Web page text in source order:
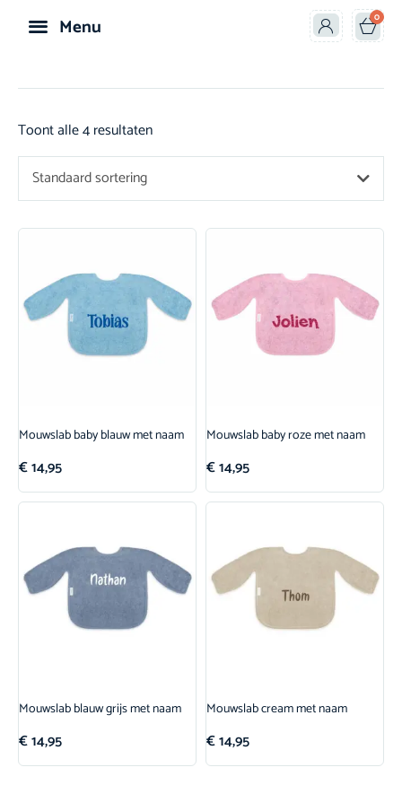
Menu 0
Toont alle 4 resultaten
Standaard sortering
Mouwslab baby blauw met naam
€14,95
Mouwslab baby roze met naam
€14,95
Mouwslab blauw grijs met naam
€14,95
Mouwslab cream met naam
€14,95